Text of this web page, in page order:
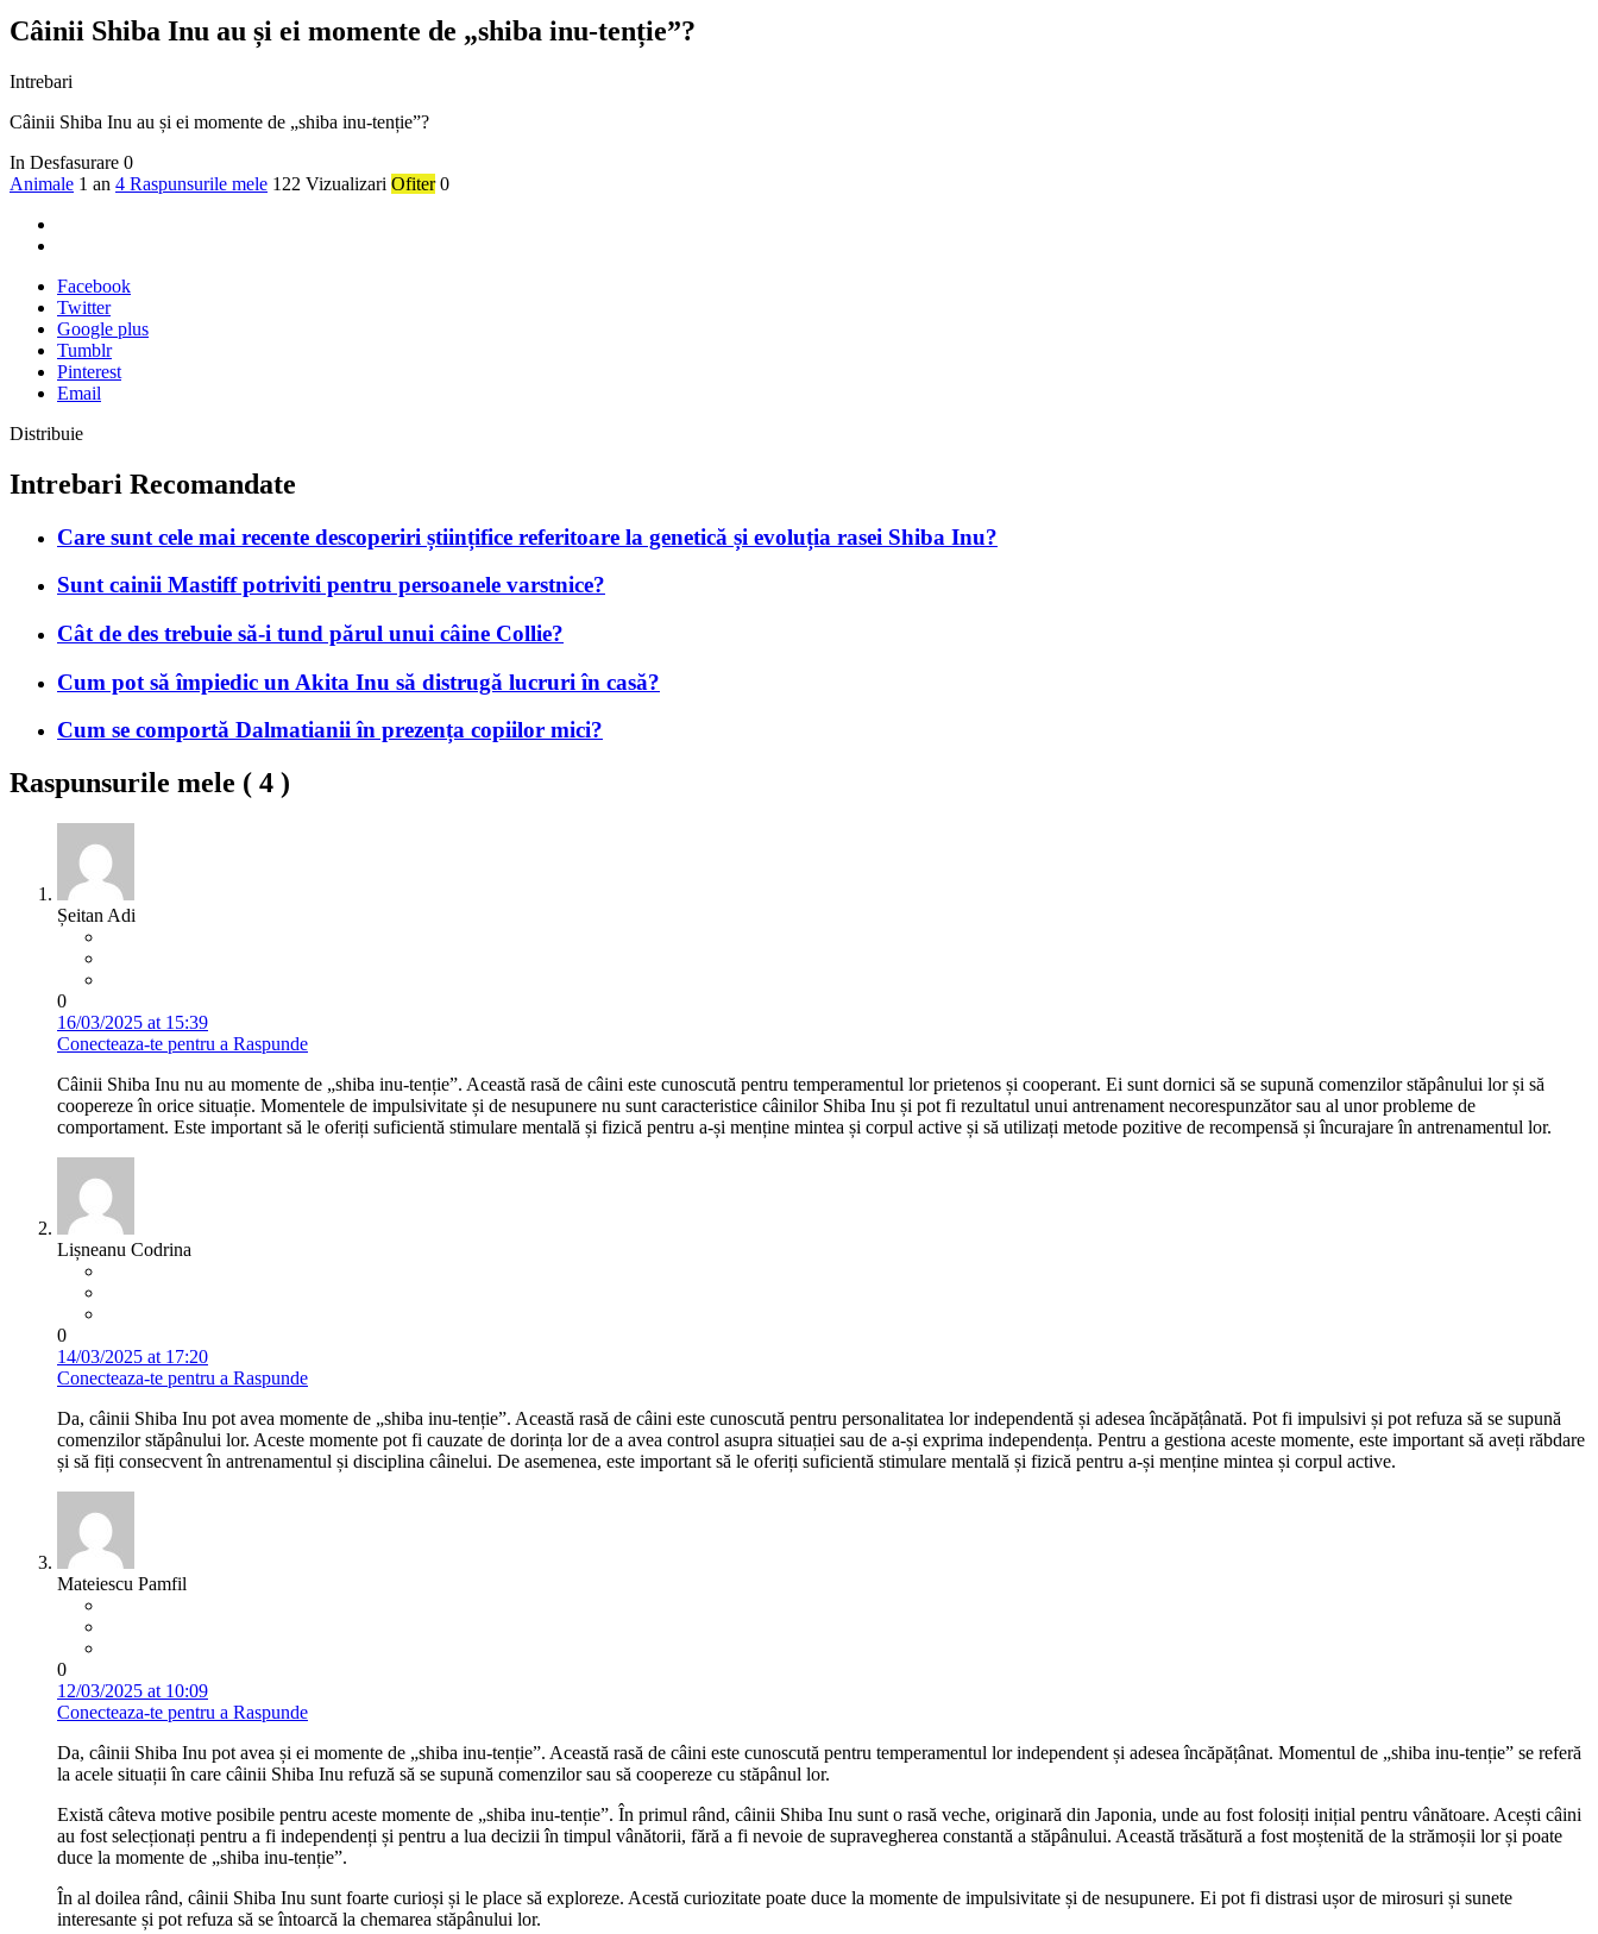
Câinii Shiba Inu au și ei momente de „shiba inu-tenție”?
Intrebari
Câinii Shiba Inu au și ei momente de „shiba inu-tenție”?
In Desfasurare 0
Animale 1 an 4 Raspunsurile mele 122 Vizualizari Ofiter 0
Facebook
Twitter
Google plus
Tumblr
Pinterest
Email
Distribuie
Intrebari Recomandate
Care sunt cele mai recente descoperiri științifice referitoare la genetică și evoluția rasei Shiba Inu?
Sunt cainii Mastiff potriviti pentru persoanele varstnice?
Cât de des trebuie să-i tund părul unui câine Collie?
Cum pot să împiedic un Akita Inu să distrugă lucruri în casă?
Cum se comportă Dalmatianii în prezența copiilor mici?
Raspunsurile mele ( 4 )
Șeitan Adi
0
16/03/2025 at 15:39
Conecteaza-te pentru a Raspunde
Câinii Shiba Inu nu au momente de „shiba inu-tenție”. Această rasă de câini este cunoscută pentru temperamentul lor prietenos și cooperant. Ei sunt dornici să se supună comenzilor stăpânului lor și să
coopereze în orice situație. Momentele de impulsivitate și de nesupunere nu sunt caracteristice câinilor Shiba Inu și pot fi rezultatul unui antrenament necorespunzător sau al unor probleme de
comportament. Este important să le oferiți suficientă stimulare mentală și fizică pentru a-și menține mintea și corpul active și să utilizați metode pozitive de recompensă și încurajare în antrenamentul lor.
Lișneanu Codrina
0
14/03/2025 at 17:20
Conecteaza-te pentru a Raspunde
Da, câinii Shiba Inu pot avea momente de „shiba inu-tenție”. Această rasă de câini este cunoscută pentru personalitatea lor independentă și adesea încăpățânată. Pot fi impulsivi și pot refuza să se supună
comenzilor stăpânului lor. Aceste momente pot fi cauzate de dorința lor de a avea control asupra situației sau de a-și exprima independența. Pentru a gestiona aceste momente, este important să aveți răbdare
și să fiți consecvent în antrenamentul și disciplina câinelui. De asemenea, este important să le oferiți suficientă stimulare mentală și fizică pentru a-și menține mintea și corpul active.
Mateiescu Pamfil
0
12/03/2025 at 10:09
Conecteaza-te pentru a Raspunde
Da, câinii Shiba Inu pot avea și ei momente de „shiba inu-tenție”. Această rasă de câini este cunoscută pentru temperamentul lor independent și adesea încăpățânat. Momentul de „shiba inu-tenție” se referă
la acele situații în care câinii Shiba Inu refuză să se supună comenzilor sau să coopereze cu stăpânul lor.
Există câteva motive posibile pentru aceste momente de „shiba inu-tenție”. În primul rând, câinii Shiba Inu sunt o rasă veche, originară din Japonia, unde au fost folosiți inițial pentru vânătoare. Acești câini
au fost selecționați pentru a fi independenți și pentru a lua decizii în timpul vânătorii, fără a fi nevoie de supravegherea constantă a stăpânului. Această trăsătură a fost moștenită de la strămoșii lor și poate
duce la momente de „shiba inu-tenție”.
În al doilea rând, câinii Shiba Inu sunt foarte curioși și le place să exploreze. Acestă curiozitate poate duce la momente de impulsivitate și de nesupunere. Ei pot fi distrasi ușor de mirosuri și sunete
interesante și pot refuza să se întoarcă la chemarea stăpânului lor.